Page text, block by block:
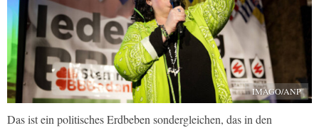
IMAGO/ANP
Das ist ein politisches Erdbeben sondergleichen, das in den